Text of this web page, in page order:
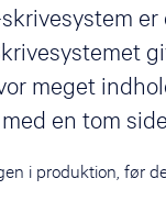
meget
en tom
i produktion, før